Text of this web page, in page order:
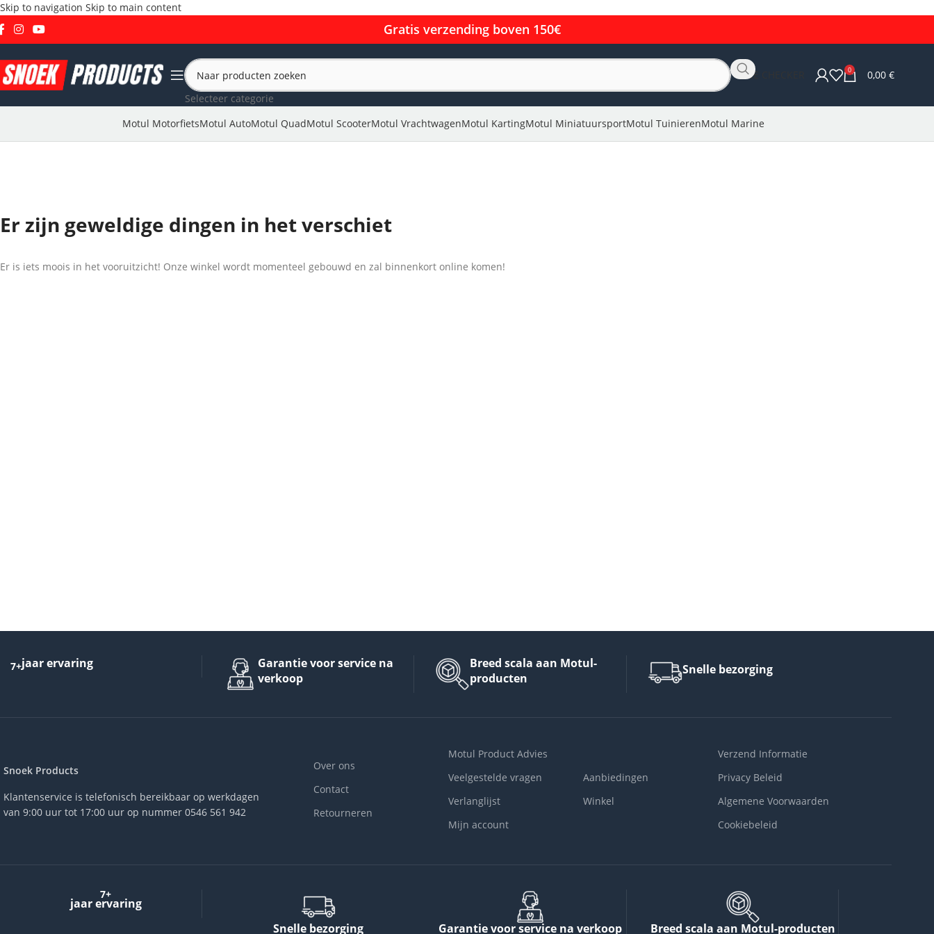
Skip to navigation Skip to main content
Gratis verzending boven 150€
Selecteer categorie
OLIE CHECKER 0 0,00 €
Motul MotorfietsMotul AutoMotul QuadMotul ScooterMotul VrachtwagenMotul KartingMotul MiniatuursportMotul TuinierenMotul Marine
Er zijn geweldige dingen in het verschiet
Er is iets moois in het vooruitzicht! Onze winkel wordt momenteel gebouwd en zal binnenkort online komen!
7+jaar ervaring
Garantie voor service na
verkoop
Breed scala aan Motul-
producten
Snelle bezorging
Snoek Products
Klantenservice is telefonisch bereikbaar op werkdagen
van 9:00 uur tot 17:00 uur op nummer 0546 561 942
Over ons
Contact
Retourneren
Motul Product Advies
Veelgestelde vragen
Verlanglijst
Mijn account
Aanbiedingen
Winkel
Verzend Informatie
Privacy Beleid
Algemene Voorwaarden
Cookiebeleid
7+
jaar ervaring
Snelle bezorging
Garantie voor service na verkoop Breed scala aan Motul-producten